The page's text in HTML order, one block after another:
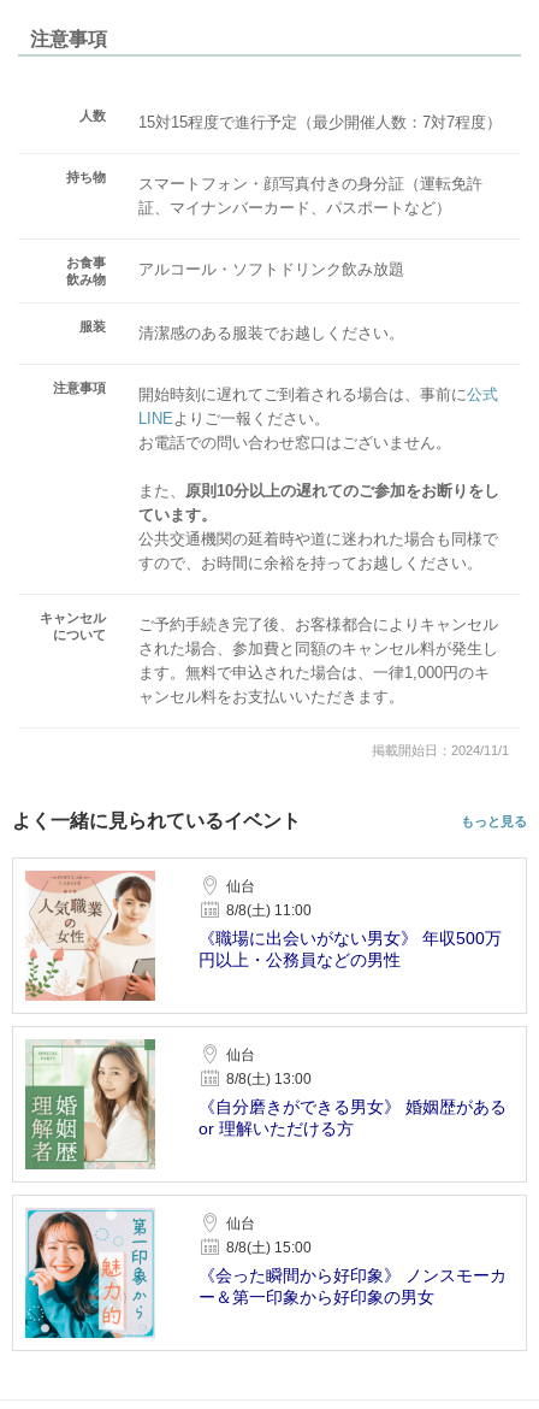
注意事項
人数 15対15程度で進行予定（最少開催人数：7対7程度）
持ち物
スマートフォン・顔写真付きの身分証（運転免許
証、マイナンバーカード、パスポートなど）
お食事
飲み物
アルコール・ソフトドリンク飲み放題
服装 清潔感のある服装でお越しください。
注意事項 開始時刻に遅れてご到着される場合は、事前に公式
LINEよりご一報ください。
お電話での問い合わせ窓口はございません。
また、 原則10分以上の遅れてのご参加をお断りをし
ています。
公共交通機関の延着時や道に迷われた場合も同様で
すので、お時間に余裕を持ってお越しください。
キャンセル
について
ご予約手続き完了後、お客様都合によりキャンセル
された場合、参加費と同額のキャンセル料が発生し
ます。無料で申込された場合は、一律1,000円のキ
ャンセル料をお支払いいただきます。
掲載開始日：2024/11/1
よく一緒に見られているイベント もっと見る
仙台
8/8(土) 11:00
《職場に出会いがない男女》 年収500万
円以上・公務員などの男性
仙台
8/8(土) 13:00
《自分磨きができる男女》 婚姻歴がある
or 理解いただける方
仙台
8/8(土) 15:00
《会った瞬間から好印象》 ノンスモーカ
ー＆第一印象から好印象の男女